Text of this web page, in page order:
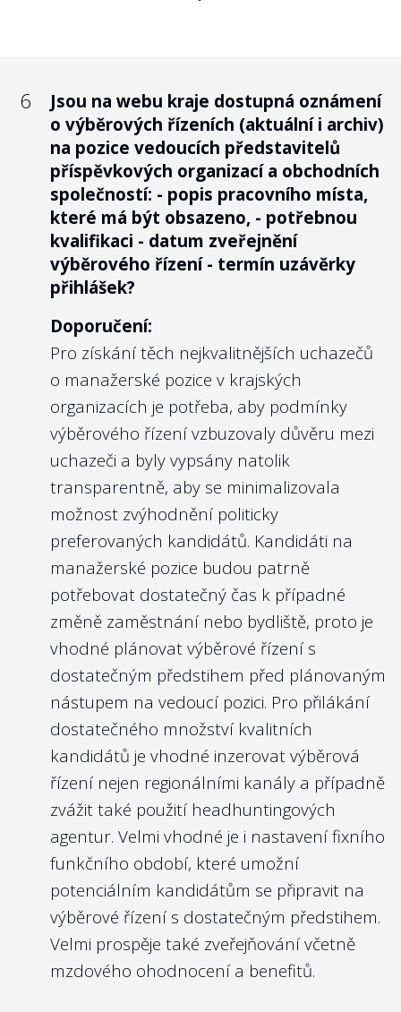
6
Informuje město/kraj na svém webu o
ochraně oznamovatelů nad rámec
zákonné povinnosti, přehledně a
uceleně?
Doporučení:
Ucelené a přehledné informování o
ochraně oznamovatelů na internetu
znamená, že se na webu nachází nejen
případně zkopírované části zákona či
směrnice, ale také přehledný text, který
srozumitelně informuje o právech
oznamovatele a postupu při oznamování.
Jinými slovy, pokud text na webu uceleně
provází člověka životní situací a vysvětluje
kromě práv a povinností také např. smysl a
účel ochrany, pomáhá daleko více s
rozhodnutím, zda oznámení učinit.
Příkladem tohoto je web města Brna.
Některé weby hodnocené 0 body se
samozřejmě mohou blížit tomuto stavu,
rozhodli jsme se však nastavit vysoký
standard, protože se stále jedná o
legislativní novinku. Evidujeme také, že
některé softwarové nástroje sloužící pro
komunikaci s oznamovatelem poskytují
přehledné informace po vstupu do
rozhraní aplikace pro podání oznámení.
Tyto informace jsou běžnému uživateli
skryté, dokud se nerozhodne oznámení
učinit. Ke správnému rozhodnutí mu však
mají právě tyto informace pomoci.
Nejlépe to dělají v/ve:
6
Jsou na webu kraje dostupná oznámení
o výběrových řízeních (aktuální i archiv)
na pozice vedoucích představitelů
příspěvkových organizací a obchodních
společností: - popis pracovního místa,
které má být obsazeno, - potřebnou
kvalifikaci - datum zveřejnění
výběrového řízení - termín uzávěrky
přihlášek?
Doporučení:
Pro získání těch nejkvalitnějších uchazečů
o manažerské pozice v krajských
organizacích je potřeba, aby podmínky
výběrového řízení vzbuzovaly důvěru mezi
uchazeči a byly vypsány natolik
transparentně, aby se minimalizovala
možnost zvýhodnění politicky
preferovaných kandidátů. Kandidáti na
manažerské pozice budou patrně
potřebovat dostatečný čas k případné
změně zaměstnání nebo bydliště, proto je
vhodné plánovat výběrové řízení s
dostatečným předstihem před plánovaným
nástupem na vedoucí pozici. Pro přilákání
dostatečného množství kvalitních
kandidátů je vhodné inzerovat výběrová
řízení nejen regionálními kanály a případně
zvážit také použití headhuntingových
agentur. Velmi vhodné je i nastavení fixního
funkčního období, které umožní
potenciálním kandidátům se připravit na
výběrové řízení s dostatečným předstihem.
Velmi prospěje také zveřejňování včetně
mzdového ohodnocení a benefitů.